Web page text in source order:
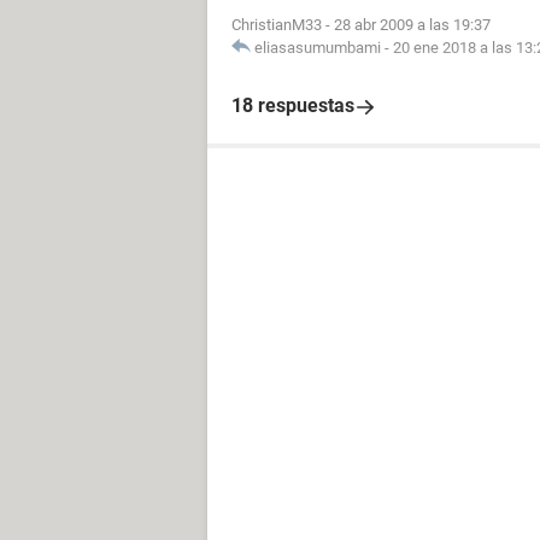
ChristianM33 - 28 abr 2009 a las 19:37
eliasasumumbami - 20 ene 2018 a las
18 respuestas